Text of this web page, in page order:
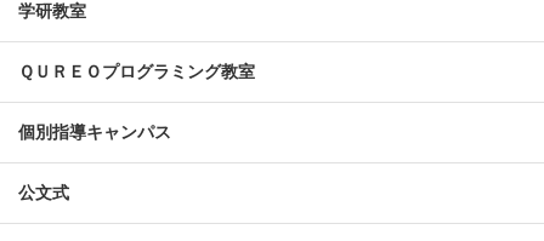
学研教室
ＱＵＲＥＯプログラミング教室
個別指導キャンパス
公文式